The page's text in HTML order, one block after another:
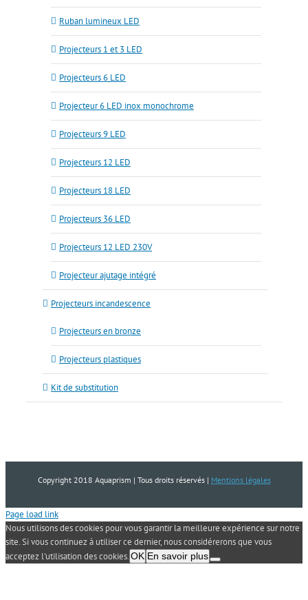
Ruban lumineux LED
Projecteurs 1 et 3 LED
Projecteurs 6 LED
Projecteur 6 LED inox monochrome
Projecteurs 9 LED
Projecteurs 12 LED
Projecteurs 18 LED
Projecteurs 36 LED
Projecteurs 12 LED 230V
Projecteur ajutage intégré
Projecteurs incandescence
Projecteurs en bronze
Projecteurs plastiques
Kit de substitution
Copyright 2018 Aquaprism | Tous droits réservés | Mentions légales
Page load link
Nous utilisons des cookies pour vous garantir la meilleure expérience sur notre
site. Si vous continuez à utiliser ce dernier, nous considérerons que vous
acceptez l'utilisation des cookies.OK En savoir plus